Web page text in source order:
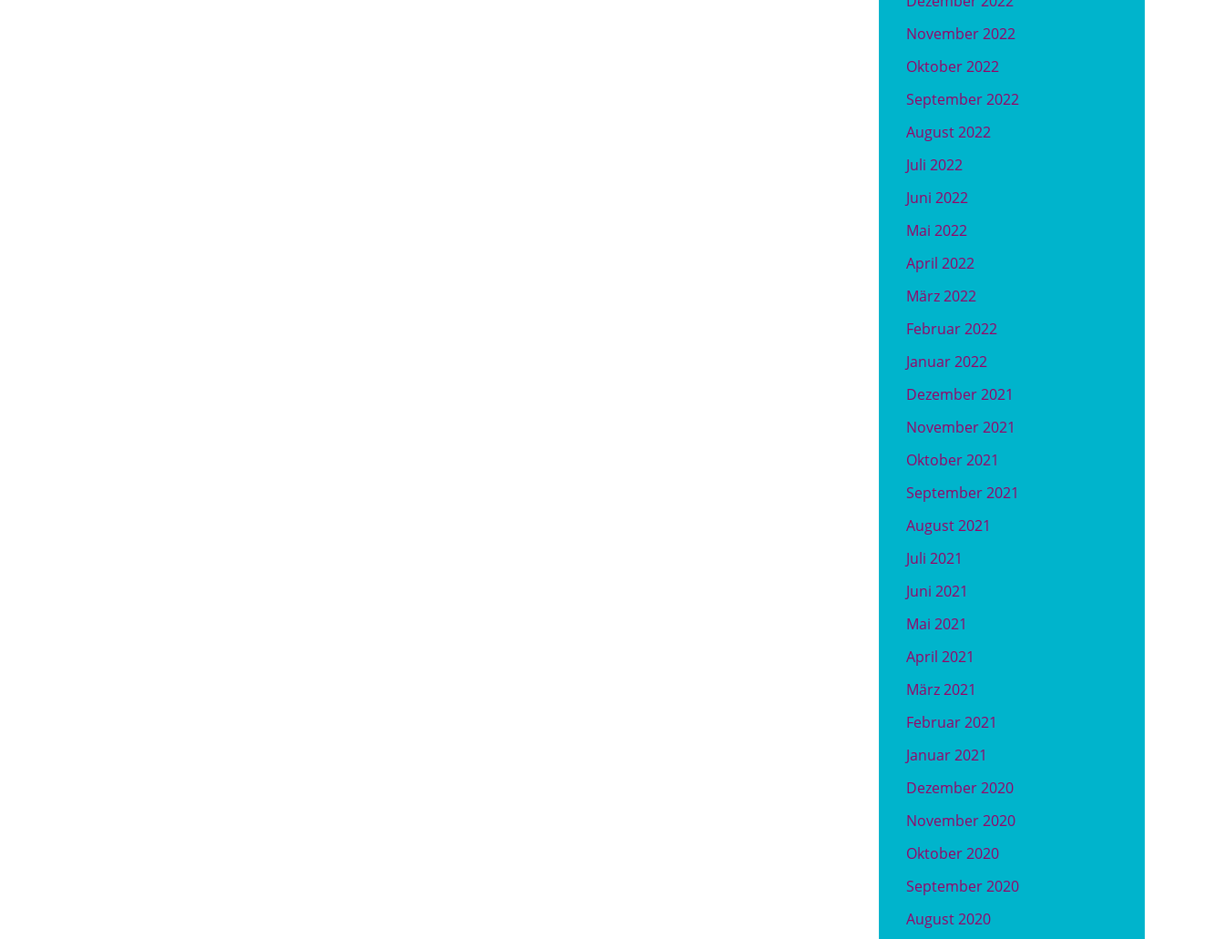
November 2022
Oktober 2022
September 2022
August 2022
Juli 2022
Juni 2022
Mai 2022
April 2022
März 2022
Februar 2022
Januar 2022
Dezember 2021
November 2021
Oktober 2021
September 2021
August 2021
Juli 2021
Juni 2021
Mai 2021
April 2021
März 2021
Februar 2021
Januar 2021
Dezember 2020
November 2020
Oktober 2020
September 2020
August 2020